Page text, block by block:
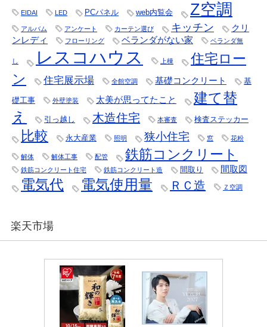
EIDAI LED PCパネル web内覧会 Z空調
アルバム アンケート カーテン選び キッチン
クリ
ンレディ
フローリング ベランダがない家 ベランダ無
し レスコハウス 上棟
住宅ロー
ン
住宅展示場 全館空調 基礎コンクリート 基
礎工事 外壁塗装 太美が思ってたこと
建て替
え
引っ越し 木造住宅 本審査 検査ステッカー
比較 永大産業 照明 狭小住宅 窓 花粉
解体 解体工事 配管 鉄筋コンクリート
鉄筋コンクリート住宅 鉄筋コンクリート造 間取り 間取図
電気代 電気使用量 ＲＣ造 Ｚ空調
楽天市場